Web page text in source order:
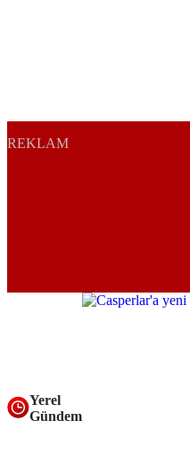
REKLAM
Yerel
Gündem